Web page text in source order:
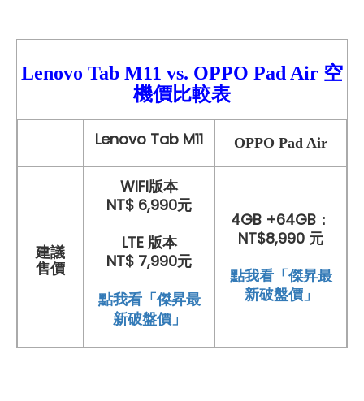
Lenovo Tab M11 vs. OPPO Pad Air 空
機價比較表
Lenovo Tab M11 OPPO Pad Air
建議
售價
WIFI版本
NT$ 6,990元
LTE 版本
NT$ 7,990元
點我看「傑昇最
新破盤價」
4GB +64GB：
NT$8,990 元
點我看「傑昇最
新破盤價」